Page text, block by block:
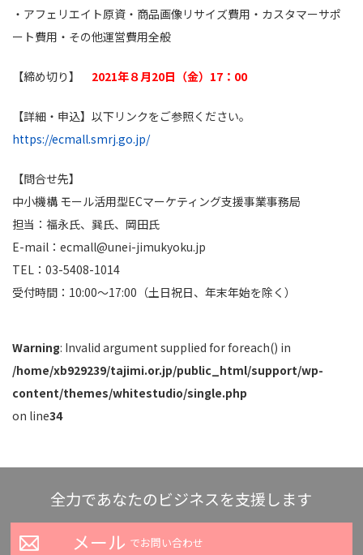
・アフェリエイト原資・商品画像リサイズ費用・カスタマーサポ
ート費用・その他運営費用全般
【締め切り】 2021年８月20日（金）17：00
【詳細・申込】以下リンクをご参照ください。
https://ecmall.smrj.go.jp/
【問合せ先】
中小機構 モール活用型ECマーケティング支援事業事務局
担当：福永氏、巽氏、岡田氏
E-mail：ecmall@unei-jimukyoku.jp
TEL：03-5408-1014
受付時間：10:00～17:00（土日祝日、年末年始を除く）
Warning: Invalid argument supplied for foreach() in
/home/xb929239/tajimi.or.jp/public_html/support/wp-
content/themes/whitestudio/single.php
on line34
全力であなたのビジネスを支援します
メール でお問い合わせ